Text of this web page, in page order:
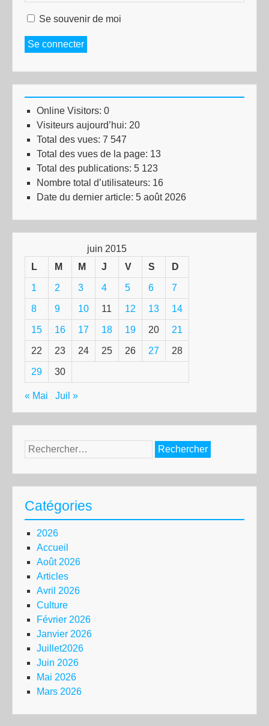
Se souvenir de moi
Se connecter
Online Visitors: 0
Visiteurs aujourd’hui: 20
Total des vues: 7 547
Total des vues de la page: 13
Total des publications: 5 123
Nombre total d’utilisateurs: 16
Date du dernier article: 5 août 2026
juin 2015
L
M M J V S D
1 2 3 4 5 6 7
8 9 10 11 12 13 14
15 16 17 18 19 20 21
22 23 24 25 26 27 28
29 30
« Mai Juil »
Rechercher :
Catégories
2026
Accueil
Août 2026
Articles
Avril 2026
Culture
Février 2026
Janvier 2026
Juillet2026
Juin 2026
Mai 2026
Mars 2026